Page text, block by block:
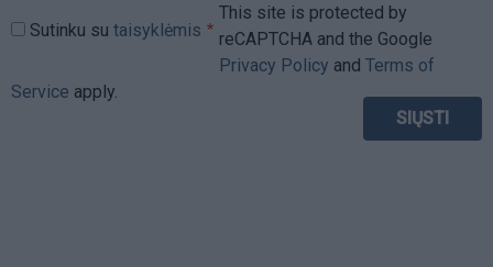
Sutinku su taisyklėmis
This site is protected by
reCAPTCHA and the Google
Privacy Policy and Terms of
Service apply.